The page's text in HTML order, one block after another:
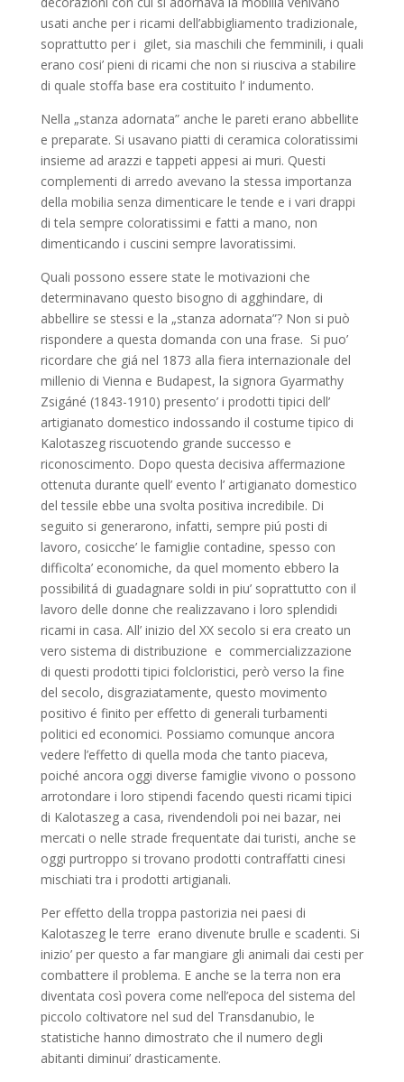
usati anche per i ricami dell’abbigliamento tradizionale,
soprattutto per i gilet, sia maschili che femminili, i quali
erano cosi’ pieni di ricami che non si riusciva a stabilire
di quale stoffa base era costituito l’ indumento.
Nella „stanza adornata” anche le pareti erano abbellite
e preparate. Si usavano piatti di ceramica coloratissimi
insieme ad arazzi e tappeti appesi ai muri. Questi
complementi di arredo avevano la stessa importanza
della mobilia senza dimenticare le tende e i vari drappi
di tela sempre coloratissimi e fatti a mano, non
dimenticando i cuscini sempre lavoratissimi.
Quali possono essere state le motivazioni che
determinavano questo bisogno di agghindare, di
abbellire se stessi e la „stanza adornata”? Non si può
rispondere a questa domanda con una frase. Si puo’
ricordare che giá nel 1873 alla fiera internazionale del
millenio di Vienna e Budapest, la signora Gyarmathy
Zsigáné (1843-1910) presento’ i prodotti tipici dell’
artigianato domestico indossando il costume tipico di
Kalotaszeg riscuotendo grande successo e
riconoscimento. Dopo questa decisiva affermazione
ottenuta durante quell’ evento l’ artigianato domestico
del tessile ebbe una svolta positiva incredibile. Di
seguito si generarono, infatti, sempre piú posti di
lavoro, cosicche’ le famiglie contadine, spesso con
difficolta’ economiche, da quel momento ebbero la
possibilitá di guadagnare soldi in piu’ soprattutto con il
lavoro delle donne che realizzavano i loro splendidi
ricami in casa. All’ inizio del XX secolo si era creato un
vero sistema di distribuzione e commercializzazione
di questi prodotti tipici folcloristici, però verso la fine
del secolo, disgraziatamente, questo movimento
positivo é finito per effetto di generali turbamenti
politici ed economici. Possiamo comunque ancora
vedere l’effetto di quella moda che tanto piaceva,
poiché ancora oggi diverse famiglie vivono o possono
arrotondare i loro stipendi facendo questi ricami tipici
di Kalotaszeg a casa, rivendendoli poi nei bazar, nei
mercati o nelle strade frequentate dai turisti, anche se
oggi purtroppo si trovano prodotti contraffatti cinesi
mischiati tra i prodotti artigianali.
Per effetto della troppa pastorizia nei paesi di
Kalotaszeg le terre erano divenute brulle e scadenti. Si
inizio’ per questo a far mangiare gli animali dai cesti per
combattere il problema. E anche se la terra non era
diventata così povera come nell’epoca del sistema del
piccolo coltivatore nel sud del Transdanubio, le
statistiche hanno dimostrato che il numero degli
abitanti diminui’ drasticamente.